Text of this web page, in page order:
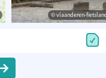
© vlaanderen-